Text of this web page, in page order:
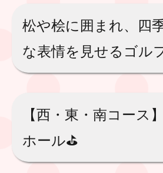
松や桧に囲まれ、四
な表情を見せるゴル
【西・東・南コース
ホール⛳️